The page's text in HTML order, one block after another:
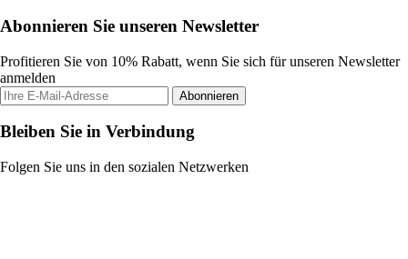
Abonnieren Sie unseren Newsletter
Profitieren Sie von 10% Rabatt, wenn Sie sich für unseren Newsletter
anmelden
Abonnieren
Bleiben Sie in Verbindung
Folgen Sie uns in den sozialen Netzwerken